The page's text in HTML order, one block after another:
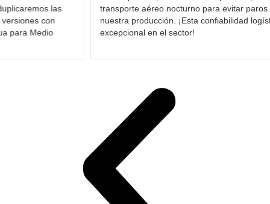
transporte aéreo nocturno para evitar paros en
nuestra producción. ¡Esta confiabilidad logística es
excepcional en el sector!